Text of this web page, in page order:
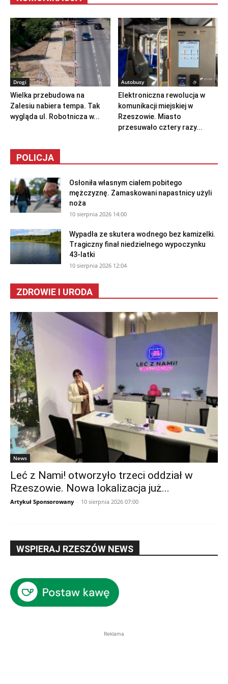
Drogi
Wielka przebudowa na
Zalesiu nabiera tempa. Tak
wygląda ul. Robotnicza w...
Autobusy
Elektroniczna rewolucja w
komunikacji miejskiej w
Rzeszowie. Miasto
przesuwało cztery razy...
POLICJA
Osłoniła własnym ciałem pobitego
mężczyznę. Zamaskowani napastnicy użyli
noża
10 sierpnia 2026 14:00
Wypadła ze skutera wodnego bez kamizelki.
Tragiczny finał niedzielnego wypoczynku
43-latki
10 sierpnia 2026 12:04
ZDROWIE I URODA
News
Leć z Nami! otworzyło trzeci oddział w
Rzeszowie. Nowa lokalizacja już...
Artykuł Sponsorowany - 10 sierpnia 2026 07:00
WSPIERAJ RZESZÓW NEWS
Reklama